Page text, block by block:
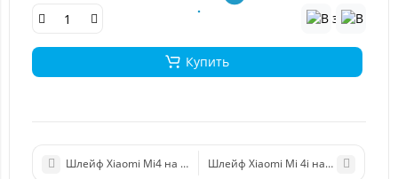
Купить
Шлейф Xiaomi Mi4 на кнопки громкости/включения
Шлейф Xiaomi Mi 4i на кнопки